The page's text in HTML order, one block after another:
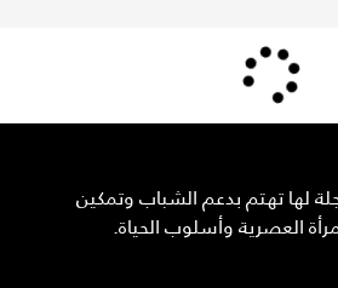
لها تهتم بدعم الشباب وتمكين
العصرية وأسلوب الحياة.